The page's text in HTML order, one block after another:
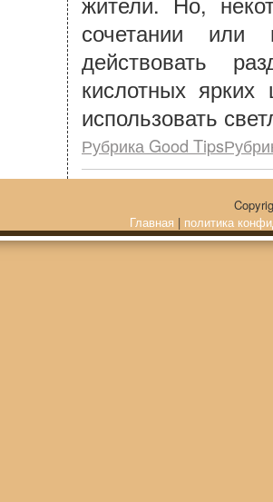
сочетании
действовать
кислотных
использовать
Рубрика Good
Главная | политика